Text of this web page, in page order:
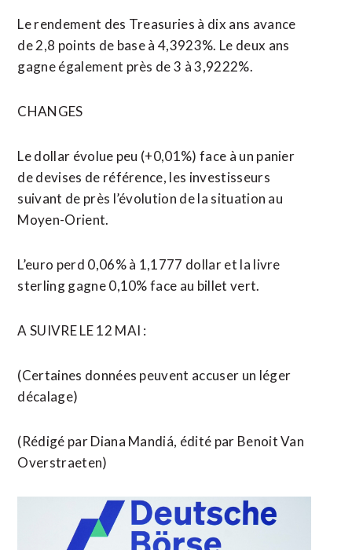
Le rendement des Treasuries à dix ans avance
de 2,8 points de base à 4,3923%. Le deux ans
gagne également près de 3 à 3,9222%.
CHANGES
Le dollar évolue peu (+0,01%) face à un panier
de devises de référence, les investisseurs
suivant de près l’évolution de la situation ​au
Moyen-Orient.
L’euro perd 0,06% à 1,1777 dollar et la livre
sterling gagne 0,10% face au billet vert.
A SUIVRE LE 12 MAI :
(Certaines données ​peuvent accuser un léger
décalage)
(Rédigé par Diana Mandiá, édité par Benoit Van
Overstraeten)